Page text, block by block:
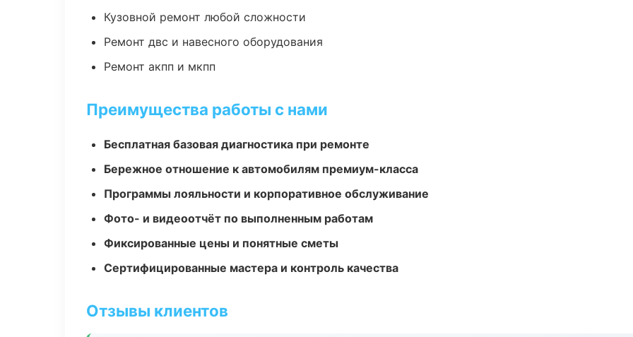
Кузовной ремонт любой сложности
Ремонт двс и навесного оборудования
Ремонт акпп и мкпп
Преимущества работы с нами
Бесплатная базовая диагностика при ремонте
Бережное отношение к автомобилям премиум-класса
Программы лояльности и корпоративное обслуживание
Фото- и видеоотчёт по выполненным работам
Фиксированные цены и понятные сметы
Сертифицированные мастера и контроль качества
Отзывы клиентов